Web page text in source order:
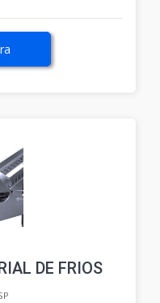
DE FRIOS